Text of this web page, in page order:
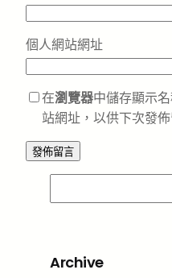
個人網站網址
在瀏覽器中儲存顯示
站網址，以供下次發
e
c
Archive